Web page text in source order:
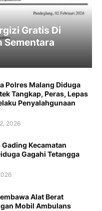
Gratis Di
Sementara
Polres Malang Diduga
Tangkap, Peras, Lepas
Penyalahgunaan
2026
Kecamatan
Gagahi Tetangga
Alat Berat
Mobil Ambulans